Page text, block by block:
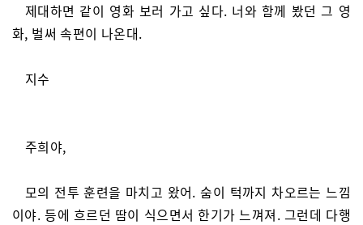
제대하면 같이 영화 보러 가고 싶다. 너와 함께 봤던 그 영
화, 벌써 속편이 나온대.
지수
주희야,
모의 전투 훈련을 마치고 왔어. 숨이 턱까지 차오르는 느낌
이야. 등에 흐르던 땀이 식으면서 한기가 느껴져. 그런데 다행